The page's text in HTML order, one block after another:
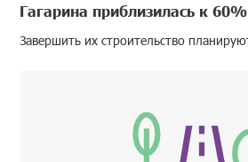
Гагарина приблизилась к 60%
Завершить их строительство